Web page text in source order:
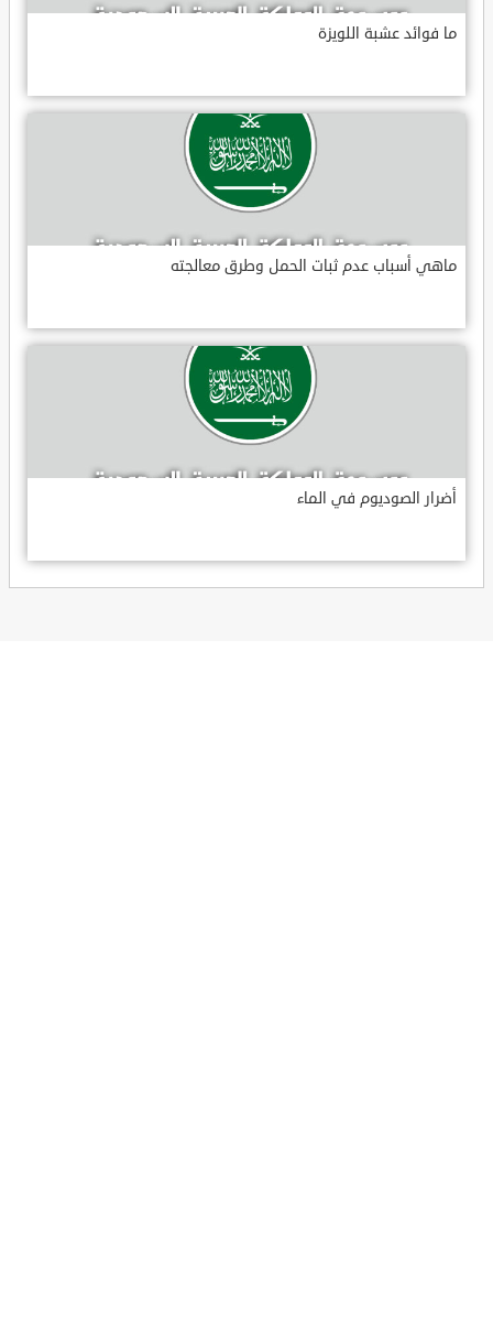
ما فوائد عشبة اللويزة
ماهي أسباب عدم ثبات الحمل وطرق معالجته
أضرار الصوديوم في الماء